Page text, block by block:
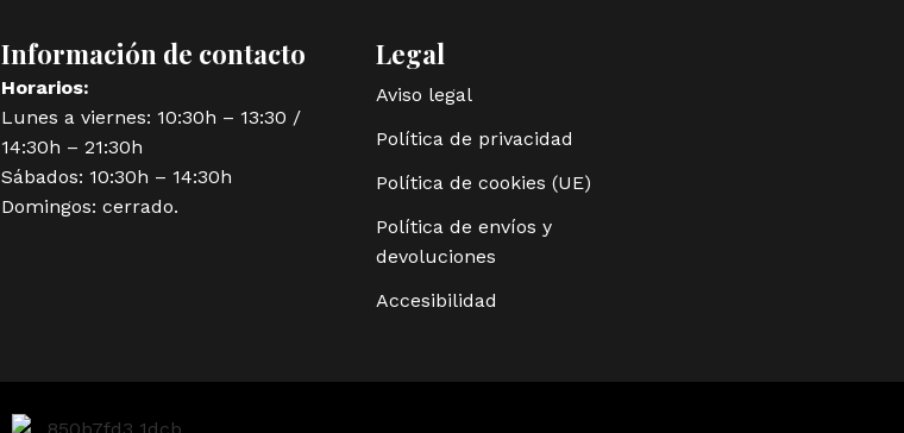
Información de contacto
Horarios:
Lunes a viernes: 10:30h – 13:30 /
14:30h – 21:30h
Sábados: 10:30h – 14:30h
Domingos: cerrado.
Legal
Aviso legal
Política de privacidad
Política de cookies (UE)
Política de envíos y
devoluciones
Accesibilidad